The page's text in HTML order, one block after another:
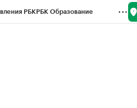
РБКРБК Образование